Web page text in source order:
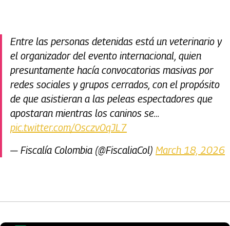
Entre las personas detenidas está un veterinario y
el organizador del evento internacional, quien
presuntamente hacía convocatorias masivas por
redes sociales y grupos cerrados, con el propósito
de que asistieran a las peleas espectadores que
apostaran mientras los caninos se…
pic.twitter.com/Osczv0qJL7
— Fiscalía Colombia (@FiscaliaCol) March 18, 2026